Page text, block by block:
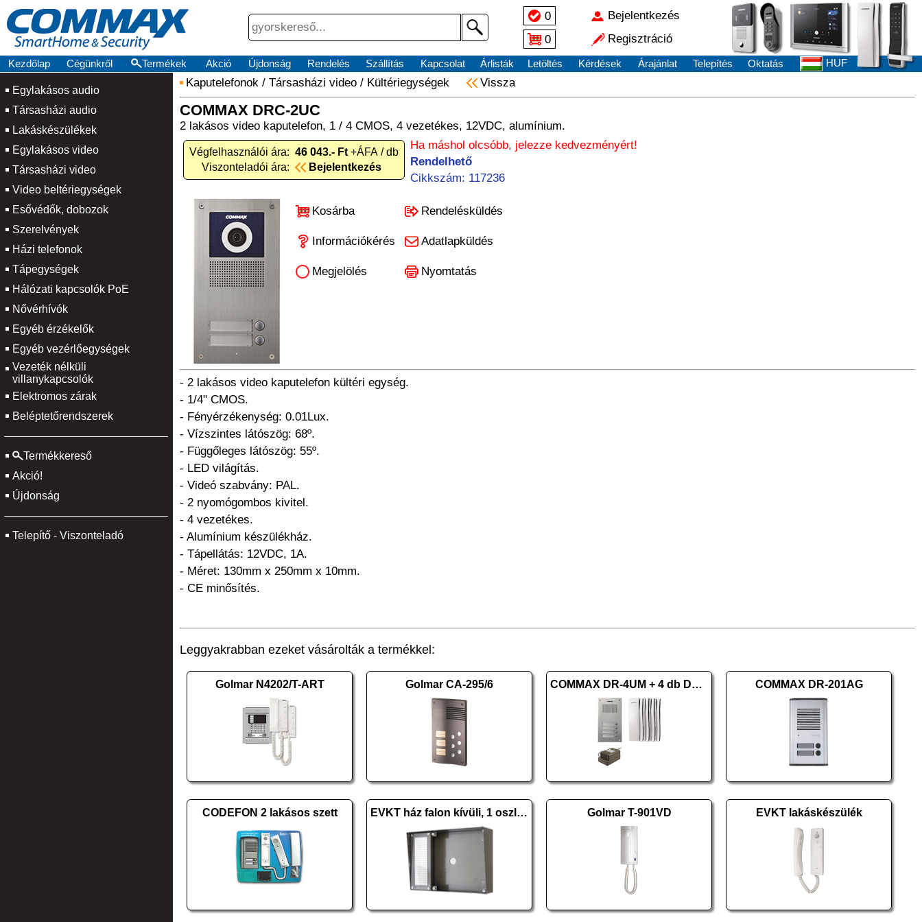
0
0
Bejelentkezés
Regisztráció
Kezdőlap Cégünkről Termékek Akció Újdonság Rendelés Szállítás Kapcsolat Árlisták Letöltés Kérdések Árajánlat Telepítés Oktatás HUF
Egylakásos audio
Társasházi audio
Lakáskészülékek
Egylakásos video
Társasházi video
Video beltériegységek
Esővédők, dobozok
Szerelvények
Házi telefonok
Tápegységek
Hálózati kapcsolók PoE
Nővérhívók
Egyéb érzékelők
Egyéb vezérlőegységek
Vezeték nélküli
villanykapcsolók
Elektromos zárak
Beléptetőrendszerek
Termékkereső
Akció!
Újdonság
Telepítő - Viszonteladó
Kaputelefonok / Társasházi video / Kültériegységek Vissza
COMMAX DRC-2UC
2 lakásos video kaputelefon, 1 / 4 CMOS, 4 vezetékes, 12VDC, alumínium.
Végfelhasználói ára: 46 043.- Ft +ÁFA / db
Viszonteladói ára:
Bejelentkezés
Ha máshol olcsóbb, jelezze kedvezményért!
Rendelhető
Cikkszám: 117236
Kosárba Rendelésküldés
Információkérés Adatlapküldés
Megjelölés Nyomtatás
- 2 lakásos video kaputelefon kültéri egység.
- 1/4" CMOS.
- Fényérzékenység: 0.01Lux.
- Vízszintes látószög: 68º.
- Függőleges látószög: 55º.
- LED világítás.
- Videó szabvány: PAL.
- 2 nyomógombos kivitel.
- 4 vezetékes.
- Alumínium készülékház.
- Tápellátás: 12VDC, 1A.
- Méret: 130mm x 250mm x 10mm.
- CE minősítés.
Leggyakrabban ezeket vásárolták a termékkel:
Golmar N4202/T-ART Golmar CA-295/6 COMMAX DR-4UM + 4 db DP-SS + RF-1A COMMAX DR-201AG
CODEFON 2 lakásos szett EVKT ház falon kívüli, 1 oszlopos H Golmar T-901VD EVKT lakáskészülék